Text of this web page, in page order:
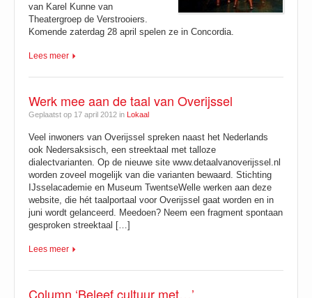
van Karel Kunne van
Theatergroep de Verstrooiers.
Komende zaterdag 28 april spelen ze in Concordia.
Lees meer
Werk mee aan de taal van Overijssel
Geplaatst op 17 april 2012 in Lokaal
Veel inwoners van Overijssel spreken naast het Nederlands
ook Nedersaksisch, een streektaal met talloze
dialectvarianten. Op de nieuwe site www.detaalvanoverijssel.nl
worden zoveel mogelijk van die varianten bewaard. Stichting
IJsselacademie en Museum TwentseWelle werken aan deze
website, die hét taalportaal voor Overijssel gaat worden en in
juni wordt gelanceerd. Meedoen? Neem een fragment spontaan
gesproken streektaal […]
Lees meer
Column ‘Beleef cultuur met…’